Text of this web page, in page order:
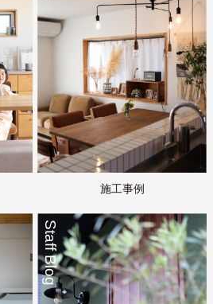
施工事例
Staff Blog